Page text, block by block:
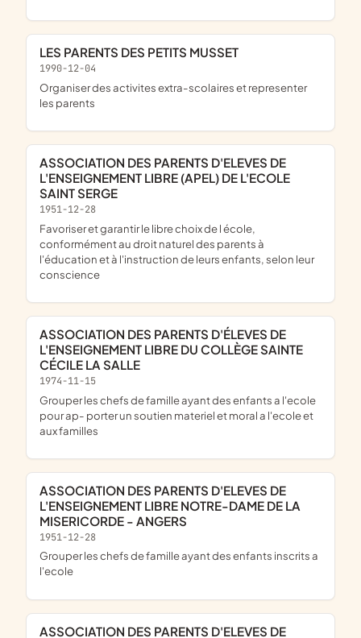
LES PARENTS DES PETITS MUSSET
1990-12-04
organiser des activites extra-scolaires et representer
les parents
ASSOCIATION DES PARENTS D'ELEVES DE
L'ENSEIGNEMENT LIBRE (APEL) DE L'ECOLE
SAINT SERGE
1951-12-28
favoriser et garantir le libre choix de l école,
conformément au droit naturel des parents à
l'éducation et à l'instruction de leurs enfants, selon leur
conscience
ASSOCIATION DES PARENTS D'ÉLEVES DE
L'ENSEIGNEMENT LIBRE DU COLLÈGE SAINTE
CÉCILE LA SALLE
1974-11-15
grouper les chefs de famille ayant des enfants a l'ecole
pour ap- porter un soutien materiel et moral a l'ecole et
aux familles
ASSOCIATION DES PARENTS D'ELEVES DE
L'ENSEIGNEMENT LIBRE NOTRE-DAME DE LA
MISERICORDE - ANGERS
1951-12-28
grouper les chefs de famille ayant des enfants inscrits a
l'ecole
ASSOCIATION DES PARENTS D'ELEVES DE